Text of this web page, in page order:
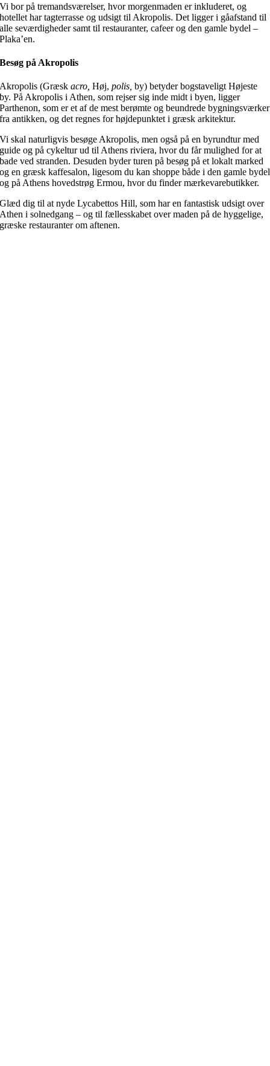
Vi bor på tremandsværelser, hvor morgenmaden er inkluderet, og
hotellet har tagterrasse og udsigt til Akropolis. Det ligger i gåafstand til
alle seværdigheder samt til restauranter, cafeer og den gamle bydel –
Plaka’en.
Besøg på Akropolis
Akropolis (Græskacro, Høj,polis, by) betyder bogstaveligt Højeste
by. På Akropolis i Athen, som rejser sig inde midt i byen, ligger
Parthenon, som er et af de mest berømte og beundrede bygningsværker
fra antikken, og det regnes for højdepunktet i græsk arkitektur.
Vi skal naturligvis besøge Akropolis, men også på en byrundtur med
guide og på cykeltur ud til Athens riviera, hvor du får mulighed for at
bade ved stranden. Desuden byder turen på besøg på et lokalt marked
og en græsk kaffesalon, ligesom du kan shoppe både i den gamle bydel
og på Athens hovedstrøg Ermou, hvor du finder mærkevarebutikker.
Glæd dig til at nyde Lycabettos Hill, som har en fantastisk udsigt over
Athen i solnedgang – og til fællesskabet over maden på de hyggelige,
græske restauranter om aftenen.